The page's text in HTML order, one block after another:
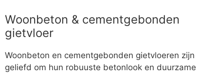
Woonbeton & cementgebonden
gietvloer
Woonbeton en cementgebonden gietvloeren zijn
geliefd om hun robuuste betonlook en duurzame